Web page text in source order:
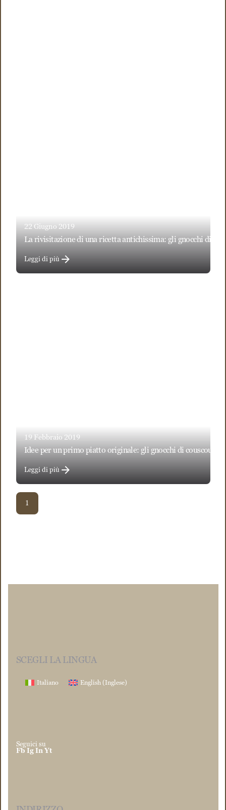
22 Giugno 2019
la rivisitazione di una ricetta antichissima: gli gnocchi di
Leggi di più
19 Febbraio 2019
idee per un primo piatto originale: gli gnocchi di couscous
Leggi di più
1
SCEGLI LA LINGUA
Italiano English(Inglese)
Seguici su
Fb Ig In Yt